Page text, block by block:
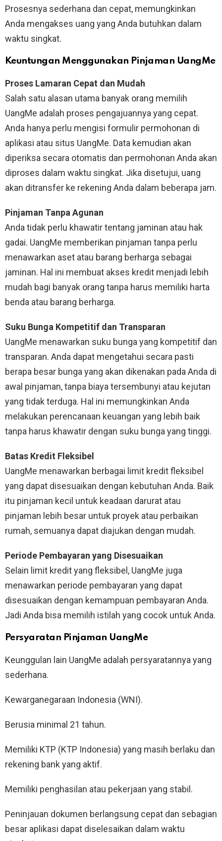
Prosesnya sederhana dan cepat, memungkinkan
Anda mengakses uang yang Anda butuhkan dalam
waktu singkat.
Keuntungan Menggunakan Pinjaman UangMe
Proses Lamaran Cepat dan Mudah
Salah satu alasan utama banyak orang memilih
UangMe adalah proses pengajuannya yang cepat.
Anda hanya perlu mengisi formulir permohonan di
aplikasi atau situs UangMe. Data kemudian akan
diperiksa secara otomatis dan permohonan Anda akan
diproses dalam waktu singkat. Jika disetujui, uang
akan ditransfer ke rekening Anda dalam beberapa jam.
Pinjaman Tanpa Agunan
Anda tidak perlu khawatir tentang jaminan atau hak
gadai. UangMe memberikan pinjaman tanpa perlu
menawarkan aset atau barang berharga sebagai
jaminan. Hal ini membuat akses kredit menjadi lebih
mudah bagi banyak orang tanpa harus memiliki harta
benda atau barang berharga.
Suku Bunga Kompetitif dan Transparan
UangMe menawarkan suku bunga yang kompetitif dan
transparan. Anda dapat mengetahui secara pasti
berapa besar bunga yang akan dikenakan pada Anda di
awal pinjaman, tanpa biaya tersembunyi atau kejutan
yang tidak terduga. Hal ini memungkinkan Anda
melakukan perencanaan keuangan yang lebih baik
tanpa harus khawatir dengan suku bunga yang tinggi.
Batas Kredit Fleksibel
UangMe menawarkan berbagai limit kredit fleksibel
yang dapat disesuaikan dengan kebutuhan Anda. Baik
itu pinjaman kecil untuk keadaan darurat atau
pinjaman lebih besar untuk proyek atau perbaikan
rumah, semuanya dapat diajukan dengan mudah.
Periode Pembayaran yang Disesuaikan
Selain limit kredit yang fleksibel, UangMe juga
menawarkan periode pembayaran yang dapat
disesuaikan dengan kemampuan pembayaran Anda.
Jadi Anda bisa memilih istilah yang cocok untuk Anda.
Persyaratan Pinjaman UangMe
Keunggulan lain UangMe adalah persyaratannya yang
sederhana.
Kewarganegaraan Indonesia (WNI).
Berusia minimal 21 tahun.
Memiliki KTP (KTP Indonesia) yang masih berlaku dan
rekening bank yang aktif.
Memiliki penghasilan atau pekerjaan yang stabil.
Peninjauan dokumen berlangsung cepat dan sebagian
besar aplikasi dapat diselesaikan dalam waktu